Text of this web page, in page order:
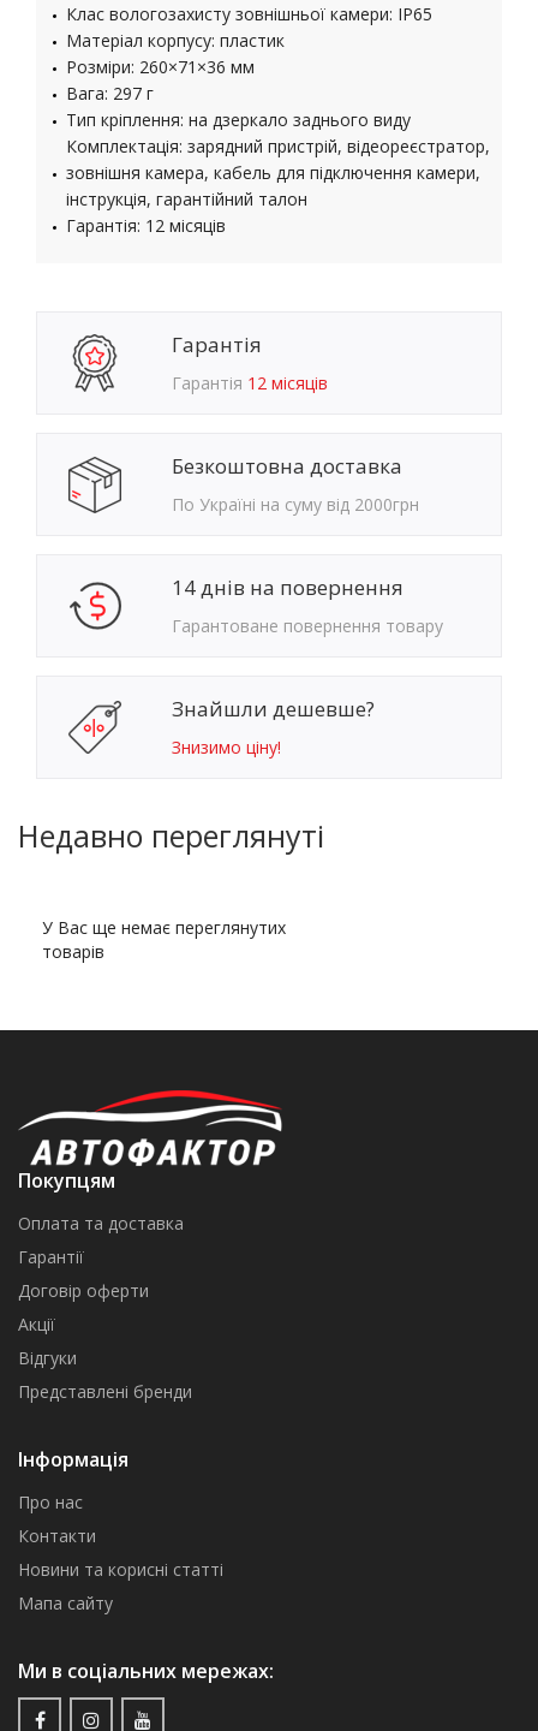
Клас вологозахисту зовнішньої камери: IP65
Матеріал корпусу: пластик
Розміри: 260×71×36 мм
Вага: 297 г
Тип кріплення: на дзеркало заднього виду
Комплектація: зарядний пристрій, відеореєстратор,
зовнішня камера, кабель для підключення камери,
інструкція, гарантійний талон
Гарантія: 12 місяців
Гарантія
Гарантія 12 місяців
Безкоштовна доставка
По Україні на суму від 2000грн
14 днів на повернення
Гарантоване повернення товару
Знайшли дешевше?
Знизимо ціну!
Недавно переглянуті
У Вас ще немає переглянутих
товарів
Покупцям
Оплата та доставка
Гарантії
Договір оферти
Акції
Відгуки
Представлені бренди
Інформація
Про нас
Контакти
Новини та корисні статті
Мапа сайту
Ми в соціальних мережах: